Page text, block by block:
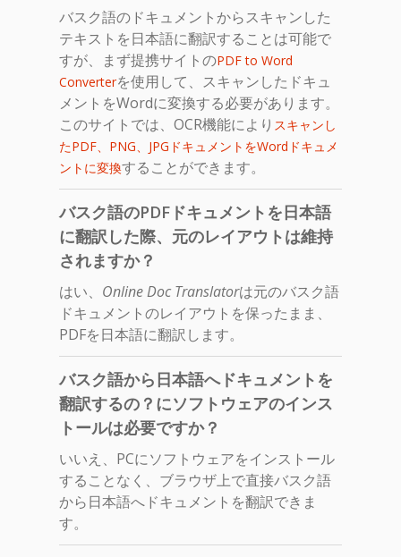
バスク語のドキュメントからスキャンした
テキストを日本語に翻訳することは可能で
すが、まず提携サイトのPDF to Word
Converterを使用して、スキャンしたドキュ
メントをWordに変換する必要があります。
このサイトでは、OCR機能により スキャンし
たPDF、PNG、JPGドキュメントをWordドキュメ
ントに変換することができます。
バスク語のPDFドキュメントを日本語
に翻訳した際、元のレイアウトは維持
されますか？
はい、 Online Doc Translatorは元のバスク語
ドキュメントのレイアウトを保ったまま、
PDFを日本語に翻訳します。
バスク語から日本語へドキュメントを
翻訳するの？にソフトウェアのインス
トールは必要ですか？
いいえ、PCにソフトウェアをインストール
することなく、ブラウザ上で直接バスク語
から日本語へドキュメントを翻訳できま
す。